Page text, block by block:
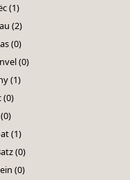
(1)
(2)
(0)
(0)
(1)
(0)
(1)
(0)
(0)